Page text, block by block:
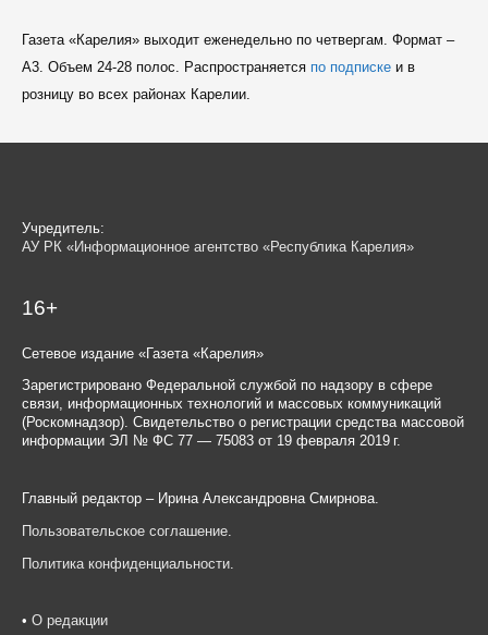
Газета «Карелия» выходит еженедельно по четвергам. Формат –
A3. Объем 24-28 полос. Распространяется по подпискеи в
розницу во всех районах Карелии.
Учредитель:
АУ РК «Информационное агентство «Республика Карелия»
16+
Сетевое издание «Газета «Карелия»
Зарегистрировано Федеральной службой по надзору в сфере
связи, информационных технологий и массовых коммуникаций
(Роскомнадзор). Свидетельство о регистрации средства массовой
информации ЭЛ № ФС 77 — 75083 от 19 февраля 2019 г.
Главный редактор – Ирина Александровна Смирнова.
Пользовательское соглашение
Политика конфиденциальности
• О редакции